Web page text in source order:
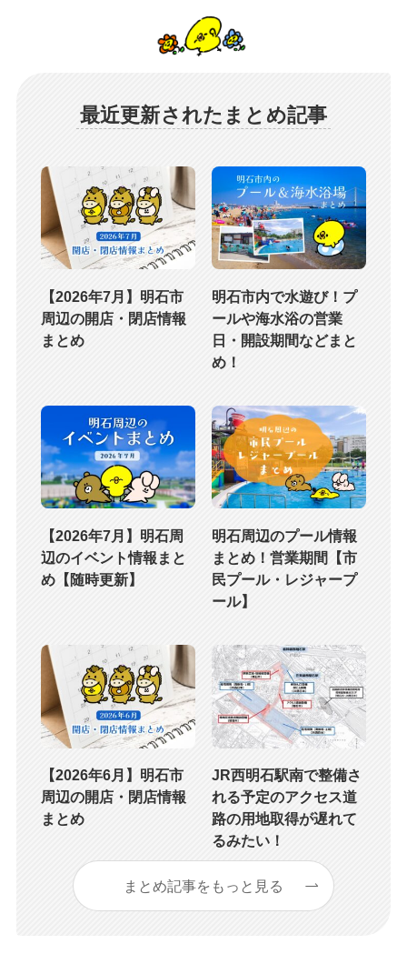
最近更新されたまとめ記事
【2026年7月】明石市
周辺の開店・閉店情報
まとめ
明石市内で水遊び！プ
ールや海水浴の営業
日・開設期間などまと
め！
【2026年7月】明石周
辺のイベント情報まと
め【随時更新】
明石周辺のプール情報
まとめ！営業期間【市
民プール・レジャープ
ール】
【2026年6月】明石市
周辺の開店・閉店情報
まとめ
JR西明石駅南で整備さ
れる予定のアクセス道
路の用地取得が遅れて
るみたい！
まとめ記事をもっと見る